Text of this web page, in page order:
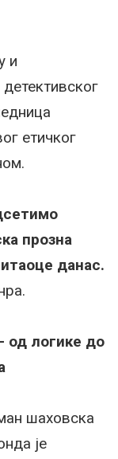
и
етичког
прозна
данас.
од логике до
шаховска
је